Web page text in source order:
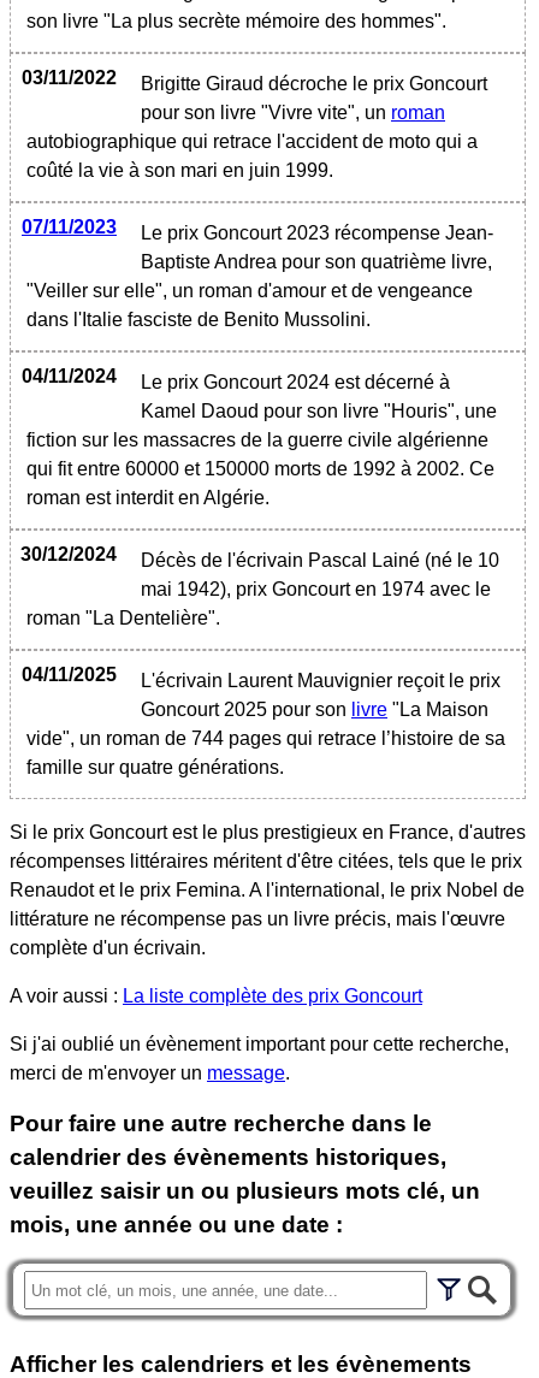
son livre "La plus secrète mémoire des hommes".
03/11/2022
Brigitte Giraud décroche le prix Goncourt
pour son livre "Vivre vite", un roman
autobiographique qui retrace l'accident de moto qui a
coûté la vie à son mari en juin 1999.
07/11/2023
Le prix Goncourt 2023 récompense Jean-
Baptiste Andrea pour son quatrième livre,
"Veiller sur elle", un roman d'amour et de vengeance
dans l'Italie fasciste de Benito Mussolini.
04/11/2024
Le prix Goncourt 2024 est décerné à
Kamel Daoud pour son livre "Houris", une
fiction sur les massacres de la guerre civile algérienne
qui fit entre 60000 et 150000 morts de 1992 à 2002. Ce
roman est interdit en Algérie.
30/12/2024
Décès de l'écrivain Pascal Lainé (né le 10
mai 1942), prix Goncourt en 1974 avec le
roman "La Dentelière".
04/11/2025
L'écrivain Laurent Mauvignier reçoit le prix
Goncourt 2025 pour son livre "La Maison
vide", un roman de 744 pages qui retrace l’histoire de sa
famille sur quatre générations.
Si le prix Goncourt est le plus prestigieux en France, d'autres
récompenses littéraires méritent d'être citées, tels que le prix
Renaudot et le prix Femina. A l'international, le prix Nobel de
littérature ne récompense pas un livre précis, mais l'œuvre
complète d'un écrivain.
A voir aussi : La liste complète des prix Goncourt
Si j'ai oublié un évènement important pour cette recherche,
merci de m'envoyer un message.
Pour faire une autre recherche dans le
calendrier des évènements historiques,
veuillez saisir un ou plusieurs mots clé, un
mois, une année ou une date :
Afficher les calendriers et les évènements